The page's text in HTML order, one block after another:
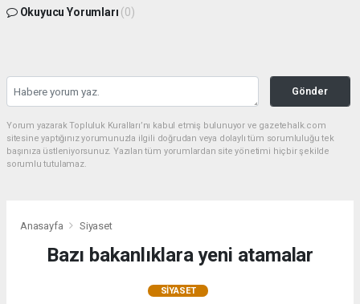
Okuyucu Yorumları (0)
Gönder
Yorum yazarak Topluluk Kuralları’nı kabul etmiş bulunuyor ve gazetehalk.com
sitesine yaptığınız yorumunuzla ilgili doğrudan veya dolaylı tüm sorumluluğu tek
başınıza üstleniyorsunuz. Yazılan tüm yorumlardan site yönetimi hiçbir şekilde
sorumlu tutulamaz.
Anasayfa Siyaset
Bazı bakanlıklara yeni atamalar
SIYASET